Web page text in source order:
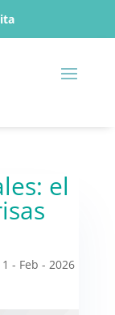
el
- Feb - 2026